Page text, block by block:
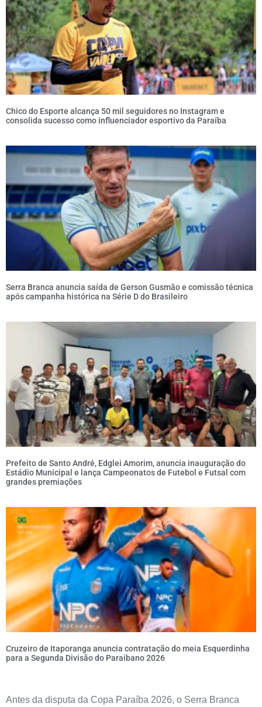
Chico do Esporte alcança 50 mil seguidores no Instagram e
consolida sucesso como influenciador esportivo da Paraíba
Serra Branca anuncia saída de Gerson Gusmão e comissão técnica
após campanha histórica na Série D do Brasileiro
Prefeito de Santo André, Edglei Amorim, anuncia inauguração do
Estádio Municipal e lança Campeonatos de Futebol e Futsal com
grandes premiações
Cruzeiro de Itaporanga anuncia contratação do meia Esquerdinha
para a Segunda Divisão do Paraibano 2026
Antes da disputa da Copa Paraíba 2026, o Serra Branca